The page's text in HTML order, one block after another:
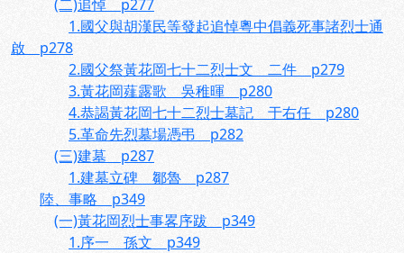
(二)追悼 p277
1.國父與胡漢民等發起追悼粵中倡義死事諸烈士通
啟 p278
2.國父祭黃花岡七十二烈士文 二件 p279
3.黃花岡薤露歌 吳稚暉 p280
4.恭謁黃花岡七十二烈士墓記 于右任 p280
5.革命先烈墓場憑弔 p282
(三)建墓 p287
1.建墓立碑 鄒魯 p287
陸、事略 p349
(一)黃花岡烈士事畧序跋 p349
1.序一 孫文 p349